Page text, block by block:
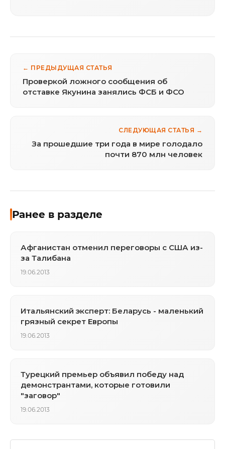
← ПРЕДЫДУЩАЯ СТАТЬЯ
Проверкой ложного сообщения об
отставке Якунина занялись ФСБ и ФСО
СЛЕДУЮЩАЯ СТАТЬЯ →
За прошедшие три года в мире голодало
почти 870 млн человек
Ранее в разделе
Афганистан отменил переговоры с США из-
за Талибана
19.06.2013
Итальянский эксперт: Беларусь - маленький
грязный секрет Европы
19.06.2013
Турецкий премьер объявил победу над
демонстрантами, которые готовили
"заговор"
19.06.2013